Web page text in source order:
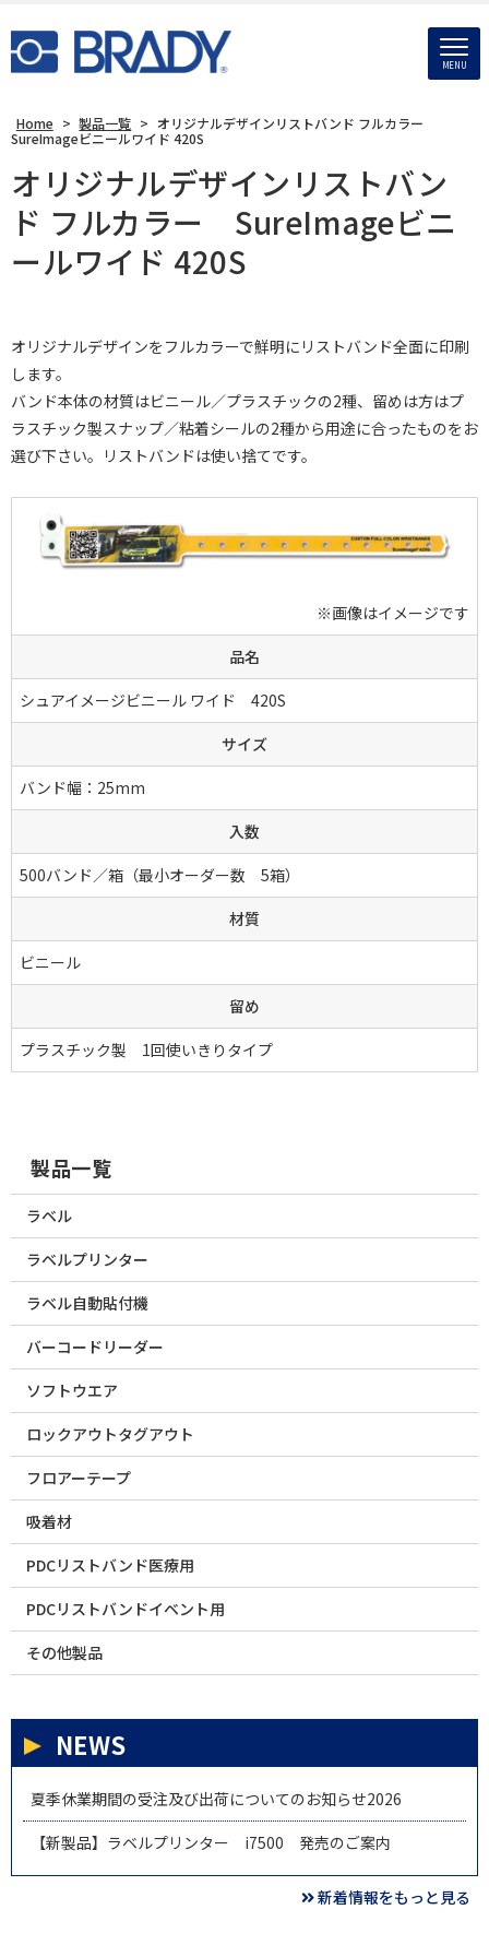
MENU
Home > 製品一覧 > オリジナルデザインリストバンド フルカラー
SureImageビニールワイド 420S
オリジナルデザインリストバン
ド フルカラー SureImageビニ
ールワイド 420S
オリジナルデザインをフルカラーで鮮明にリストバンド全面に印刷
します。
バンド本体の材質はビニール／プラスチックの2種、留めは方はプ
ラスチック製スナップ／粘着シールの2種から用途に合ったものをお
選び下さい。リストバンドは使い捨てです。
※画像はイメージです
品名
シュアイメージビニール ワイド 420S
サイズ
バンド幅：25mm
入数
500バンド／箱（最小オーダー数 5箱）
材質
ビニール
留め
プラスチック製 1回使いきりタイプ
製品一覧
ラベル
ラベルプリンター
ラベル自動貼付機
バーコードリーダー
ソフトウエア
ロックアウトタグアウト
フロアーテープ
吸着材
PDCリストバンド医療用
PDCリストバンドイベント用
その他製品
NEWS
夏季休業期間の受注及び出荷についてのお知らせ2026
【新製品】ラベルプリンター i7500 発売のご案内
新着情報をもっと見る